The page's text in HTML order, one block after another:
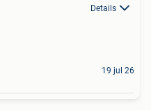
Details
19 jul 26